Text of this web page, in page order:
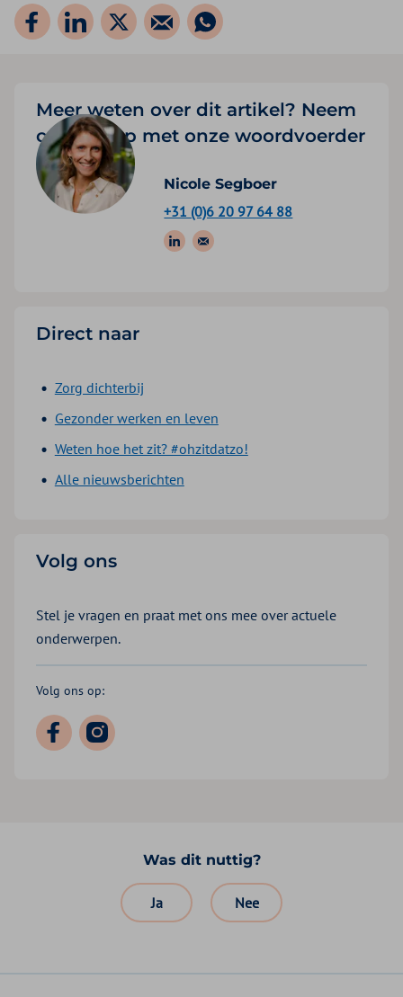
Meer weten over dit artikel? Neem
contact op met onze woordvoerder
Nicole Segboer
+31 (0)6 20 97 64 88
Volg ons op: LinkedIn
Stuur een e-mail
Direct naar
Zorg dichterbij
Gezonder werken en leven
Weten hoe het zit? #ohzitdatzo!
Alle nieuwsberichten
Volg ons
Stel je vragen en praat met ons mee over actuele
onderwerpen.
Volg ons op:
Was dit nuttig?
Ja Nee